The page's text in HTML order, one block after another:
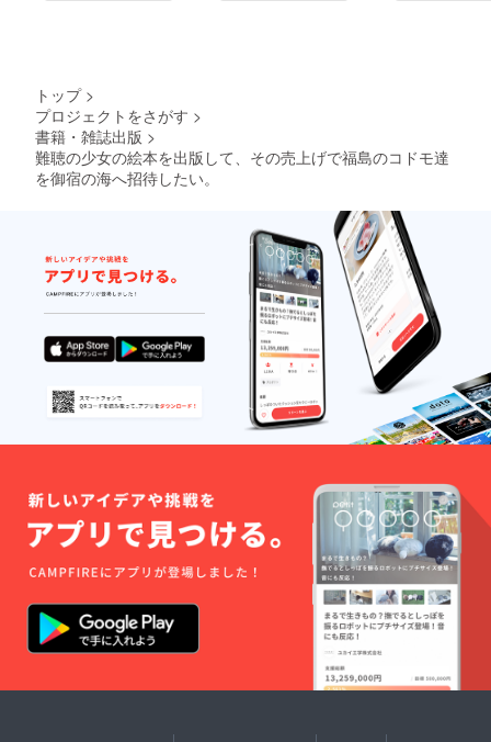
るために起きているこ
となのかもしれませ
ん。 どうか立ち上
がって、頑張ってくだ
誰かのためのメッセン
ジャーとなってくださ
い。 「ゆめぇちゃん
のさがしもの」にある
ように、周りにある
れてすべての皆さんが
てありがとうございま
した。
ました！ 登坂 由美
恵・い志ざき がく
の笑顔へとしっかり、
届けて参ります！ あ
と５日間あるので、こ
す。 本当にありがと
うございます！ どう
ぞ宜しくお願い致しま
す！
トップ >
プロジェクトをさがす >
書籍・雑誌出版 >
難聴の少女の絵本を出版して、その売上げで福島のコドモ達
を御宿の海へ招待したい。